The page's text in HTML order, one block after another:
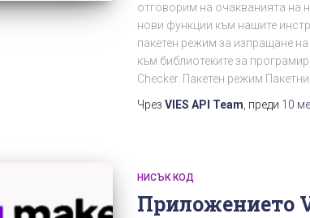
отговорим на очакванията на
нови функции към нашите
пакетен режим за изпращане
към библиотеките за
Checker. Пакетен режим
Чрез VIES API Team , преди 10
НИСЪК КОД
Приложението